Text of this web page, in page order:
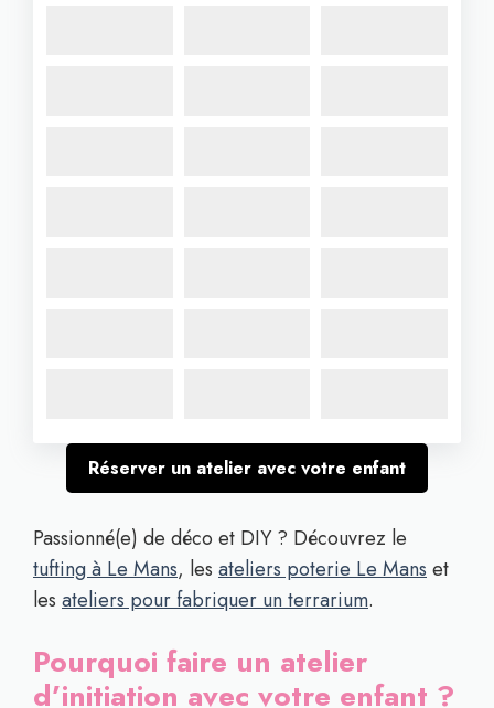
Réserver un atelier avec votre enfant
Passionné(e) de déco et DIY ? Découvrez le
tufting à Le Mans, les ateliers poterie Le Mans et
les ateliers pour fabriquer un terrarium.
Pourquoi faire un atelier
d’initiation avec votre enfant ?